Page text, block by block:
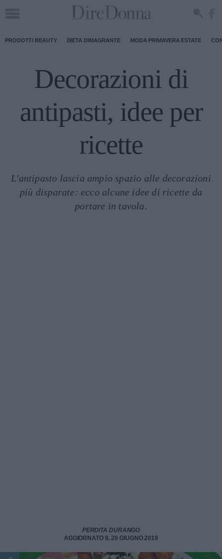
PRODOTTI BEAUTY DIETA DIMAGRANTE MODA PRIMAVERA ESTATE
Decorazioni di
antipasti, idee per
ricette
L'antipasto lascia ampio spazio alle decorazioni
più disparate: ecco alcune idee di ricette da
portare in tavola.
PERDITA DURANGO
AGGIORNATO IL 20 GIUGNO 2019